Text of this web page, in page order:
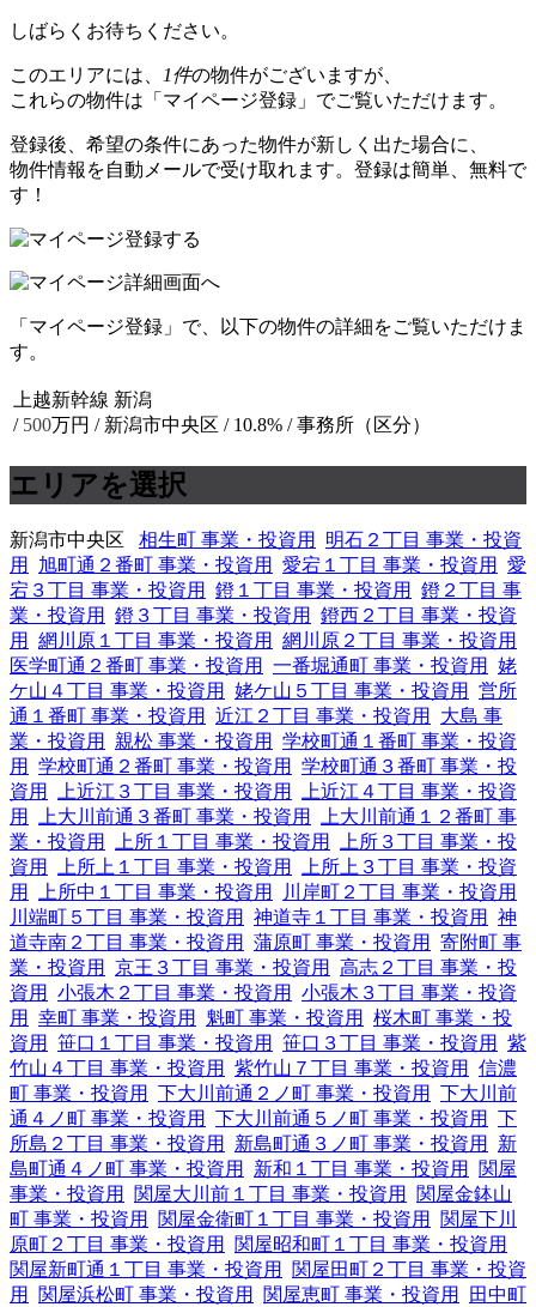
しばらくお待ちください。
このエリアには、 1件の物件がございますが、
これらの物件は「マイページ登録」でご覧いただけます。
登録後、希望の条件にあった物件が新しく出た場合に、
物件情報を自動メールで受け取れます。登録は簡単、無料で
す！
「マイページ登録」で、以下の物件の詳細をご覧いただけま
す。
上越新幹線 新潟
/ 500万円 / 新潟市中央区 / 10.8% / 事務所（区分）
エリアを選択
新潟市中央区 相生町 事業・投資用
明石２丁目 事業・投資
用
旭町通２番町 事業・投資用 愛宕１丁目 事業・投資用
愛
宕３丁目 事業・投資用
鐙１丁目 事業・投資用
鐙２丁目 事
業・投資用
鐙３丁目 事業・投資用
鐙西２丁目 事業・投資
用
網川原１丁目 事業・投資用
網川原２丁目 事業・投資用
医学町通２番町 事業・投資用
一番堀通町 事業・投資用
姥
ケ山４丁目 事業・投資用
姥ケ山５丁目 事業・投資用
営所
通１番町 事業・投資用
近江２丁目 事業・投資用
大島 事
業・投資用
親松 事業・投資用
学校町通１番町 事業・投資
用
学校町通２番町 事業・投資用
学校町通３番町 事業・投
資用
上近江３丁目 事業・投資用
上近江４丁目 事業・投資
用
上大川前通３番町 事業・投資用
上大川前通１２番町 事
業・投資用
上所１丁目 事業・投資用
上所３丁目 事業・投
資用
上所上１丁目 事業・投資用
上所上３丁目 事業・投資
用
上所中１丁目 事業・投資用
川岸町２丁目 事業・投資用
川端町５丁目 事業・投資用
神道寺１丁目 事業・投資用
神
道寺南２丁目 事業・投資用
蒲原町 事業・投資用
寄附町 事
業・投資用
京王３丁目 事業・投資用
高志２丁目 事業・投
資用
小張木２丁目 事業・投資用
小張木３丁目 事業・投資
用
幸町 事業・投資用 魁町 事業・投資用
桜木町 事業・投
資用
笹口１丁目 事業・投資用 笹口３丁目 事業・投資用
紫
竹山４丁目 事業・投資用
紫竹山７丁目 事業・投資用
信濃
町 事業・投資用
下大川前通２ノ町 事業・投資用
下大川前
通４ノ町 事業・投資用
下大川前通５ノ町 事業・投資用
下
所島２丁目 事業・投資用
新島町通３ノ町 事業・投資用
新
島町通４ノ町 事業・投資用
新和１丁目 事業・投資用
関屋
事業・投資用
関屋大川前１丁目 事業・投資用
関屋金鉢山
町 事業・投資用
関屋金衛町１丁目 事業・投資用
関屋下川
原町２丁目 事業・投資用
関屋昭和町１丁目 事業・投資用
関屋新町通１丁目 事業・投資用
関屋田町２丁目 事業・投資
用
関屋浜松町 事業・投資用 関屋恵町 事業・投資用
田中町